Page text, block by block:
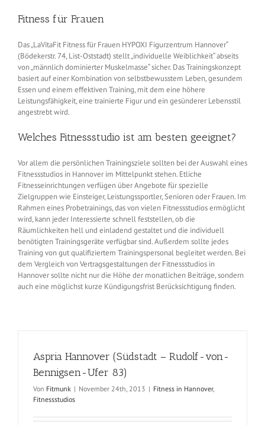
Fitness für Frauen
Das „LaVitaFit Fitness für Frauen HYPOXI Figurzentrum Hannover“
(Bödekerstr. 74, List-Oststadt) stellt „individuelle Weiblichkeit“ abseits
von „männlich dominierter Muskelmasse“ sicher. Das Trainingskonzept
basiert auf einer Kombination von selbstbewusstem Leben, gesundem
Essen und einem effektiven Training, mit dem eine höhere
Leistungsfähigkeit, eine trainierte Figur und ein gesünderer Lebensstil
angestrebt wird.
Welches Fitnessstudio ist am besten geeignet?
Vor allem die persönlichen Trainingsziele sollten bei der Auswahl eines
Fitnessstudios in Hannover im Mittelpunkt stehen. Etliche
Fitnesseinrichtungen verfügen über Angebote für spezielle
Zielgruppen wie Einsteiger, Leistungssportler, Senioren oder Frauen. Im
Rahmen eines Probetrainings, das von vielen Fitnessstudios ermöglicht
wird, kann jeder Interessierte schnell feststellen, ob die
Räumlichkeiten hell und einladend gestaltet und die individuell
benötigten Trainingsgeräte verfügbar sind. Außerdem sollte jedes
Training von gut qualifiziertem Trainingspersonal begleitet werden. Bei
dem Vergleich von Vertragsgestaltungen der Fitnessstudios in
Hannover sollte nicht nur die Höhe der monatlichen Beiträge, sondern
auch eine möglichst kurze Kündigungsfrist Berücksichtigung finden.
Aspria Hannover (Südstadt – Rudolf-von-
Bennigsen-Ufer 83)
Von Fitmunk | November 24th, 2013 | Fitness in Hannover,
Fitnessstudios